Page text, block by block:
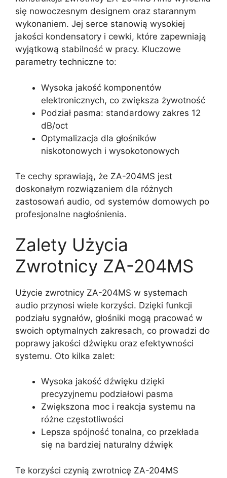
się nowoczesnym designem oraz starannym
wykonaniem. Jej serce stanowią wysokiej
jakości kondensatory i cewki, które zapewniają
wyjątkową stabilność w pracy. Kluczowe
parametry techniczne to:
Wysoka jakość komponentów
elektronicznych, co zwiększa żywotność
Podział pasma: standardowy zakres 12
dB/oct
Optymalizacja dla głośników
niskotonowych i wysokotonowych
Te cechy sprawiają, że ZA-204MS jest
doskonałym rozwiązaniem dla różnych
zastosowań audio, od systemów domowych po
profesjonalne nagłośnienia.
Zalety Użycia
Zwrotnicy ZA-204MS
Użycie zwrotnicy ZA-204MS w systemach
audio przynosi wiele korzyści. Dzięki funkcji
podziału sygnałów, głośniki mogą pracować w
swoich optymalnych zakresach, co prowadzi do
poprawy jakości dźwięku oraz efektywności
systemu. Oto kilka zalet:
Wysoka jakość dźwięku dzięki
precyzyjnemu podziałowi pasma
Zwiększona moc i reakcja systemu na
różne częstotliwości
Lepsza spójność tonalna, co przekłada
się na bardziej naturalny dźwięk
Te korzyści czynią zwrotnicę ZA-204MS